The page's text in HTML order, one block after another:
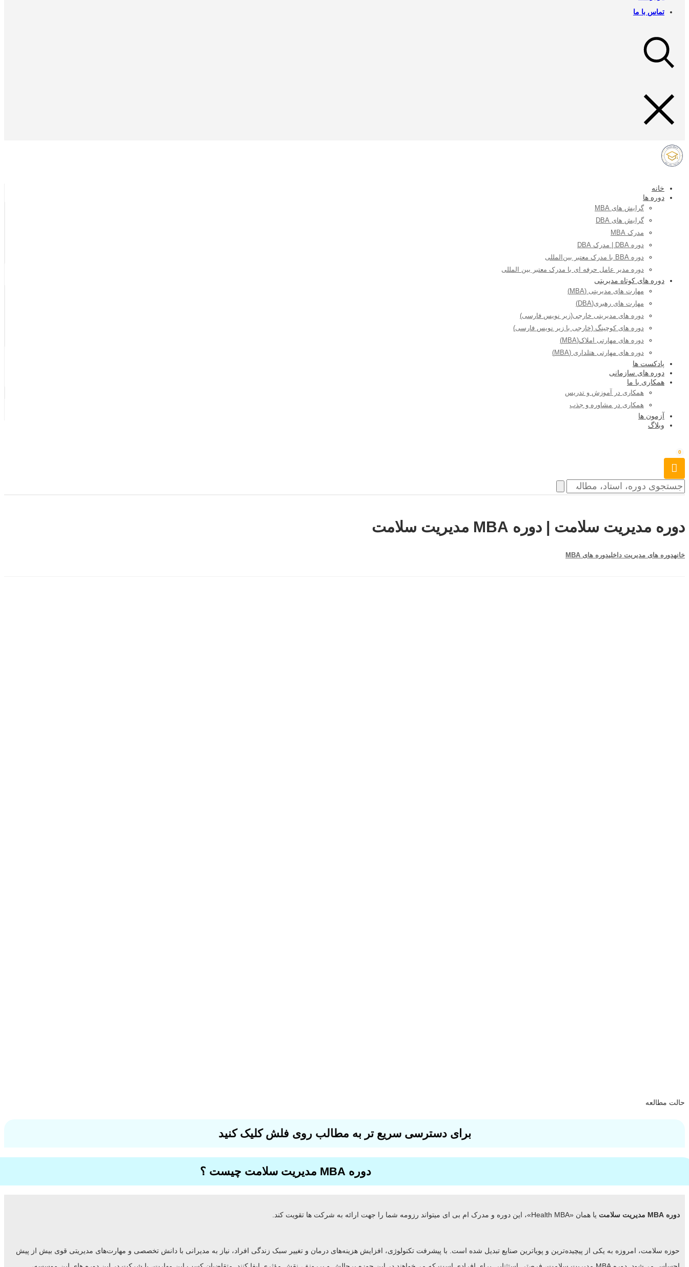
تماس با ما
خانه
دوره ها
گرایش های MBA
گرایش های DBA
مدرک MBA
دوره DBA | مدرک DBA
دوره BBA با مدرک معتبر بین‌المللی
دوره مدیر عامل حرفه ای با مدرک معتبر بین المللی
دوره های کوتاه مدیریتی
مهارت های مدیریتی (MBA)
مهارت های رهبری(DBA)
دوره های مدیریتی خارجی(زیر نویس فارسی)
دوره های کوچینگ (خارجی با زیر نویس فارسی)
دوره های مهارتی املاک(MBA)
دوره های مهارتی هتلداری (MBA)
پادکست ها
دوره های سازمانی
همکاری با ما
همکاری در آموزش و تدریس
همکاری در مشاوره و جذب
آزمون ها
وبلاگ
0
دوره مدیریت سلامت | دوره MBA مدیریت سلامت
خانهدوره های مدیریت داخلیدوره های MBA
حالت مطالعه
برای دسترسی سریع تر به مطالب روی فلش کلیک کنید
دوره MBA مدیریت سلامت چیست ؟
دوره MBA مدیریت سلامت یا همان «Health MBA»، این دوره و مدرک ام بی ای میتواند رزومه شما را جهت ارائه به شرکت ها تقویت کند.
حوزه سلامت، امروزه به یکی از پیچیده‌ترین و پویاترین صنایع تبدیل شده است. با پیشرفت تکنولوژی، افزایش هزینه‌های درمان و تغییر سبک زندگی افراد، نیاز به مدیرانی با دانش تخصصی و مهارت‌های مدیریتی قوی بیش از پیش